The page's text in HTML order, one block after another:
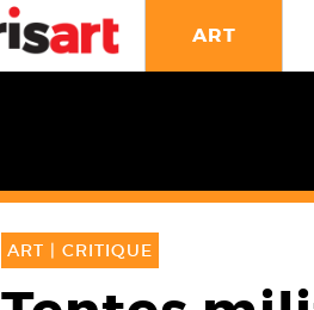
ART
ART | CRITIQUE